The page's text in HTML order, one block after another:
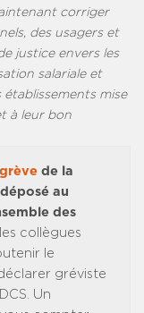
corriger
des usagers et
justice envers les
salariale et
établissements mise
à leur bon
de la
au
des
collègues
le
gréviste
Un